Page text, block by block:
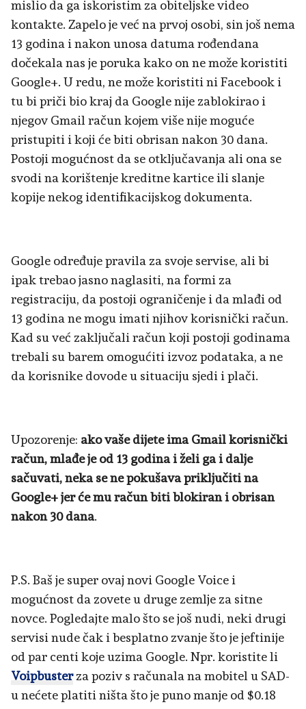
mislio da ga iskoristim za obiteljske video
kontakte. Zapelo je već na prvoj osobi, sin još nema
13 godina i nakon unosa datuma rođendana
dočekala nas je poruka kako on ne može koristiti
Google+. U redu, ne može koristiti ni Facebook i
tu bi priči bio kraj da Google nije zablokirao i
njegov Gmail račun kojem više nije moguće
pristupiti i koji će biti obrisan nakon 30 dana.
Postoji mogućnost da se otključavanja ali ona se
svodi na korištenje kreditne kartice ili slanje
kopije nekog identifikacijskog dokumenta.
Google određuje pravila za svoje servise, ali bi
ipak trebao jasno naglasiti, na formi za
registraciju, da postoji ograničenje i da mlađi od
13 godina ne mogu imati njihov korisnički račun.
Kad su već zaključali račun koji postoji godinama
trebali su barem omogućiti izvoz podataka, a ne
da korisnike dovode u situaciju sjedi i plači.
Upozorenje: ako vaše dijete ima Gmail korisnički
račun, mlađe je od 13 godina i želi ga i dalje
sačuvati, neka se ne pokušava priključiti na
Google+ jer će mu račun biti blokiran i obrisan
nakon 30 dana.
P.S. Baš je super ovaj novi Google Voice i
mogućnost da zovete u druge zemlje za sitne
novce. Pogledajte malo što se još nudi, neki drugi
servisi nude čak i besplatno zvanje što je jeftinije
od par centi koje uzima Google. Npr. koristite li
Voipbusterza poziv s računala na mobitel u SAD-
u nećete platiti ništa što je puno manje od $0.18